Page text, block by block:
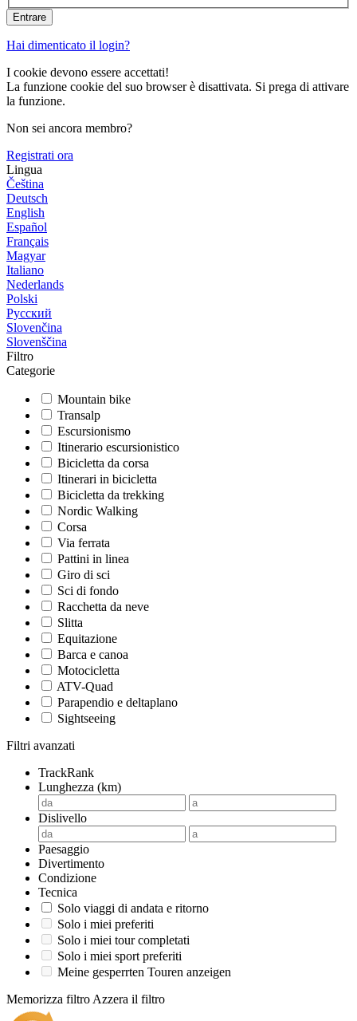
Hai dimenticato il login?
I cookie devono essere accettati!
La funzione cookie del suo browser è disattivata. Si prega di attivare
la funzione.
Non sei ancora membro?
Registrati ora
Lingua
Čeština
Deutsch
English
Español
Français
Magyar
Italiano
Nederlands
Polski
Русский
Slovenčina
Slovenščina
Filtro
Categorie
Mountain bike
Transalp
Escursionismo
Itinerario escursionistico
Bicicletta da corsa
Itinerari in bicicletta
Bicicletta da trekking
Nordic Walking
Corsa
Via ferrata
Pattini in linea
Giro di sci
Sci di fondo
Racchetta da neve
Slitta
Equitazione
Barca e canoa
Motocicletta
ATV-Quad
Parapendio e deltaplano
Sightseeing
Filtri avanzati
TrackRank
Lunghezza (km)
Dislivello
Paesaggio
Divertimento
Condizione
Tecnica
Solo viaggi di andata e ritorno
Solo i miei preferiti
Solo i miei tour completati
Solo i miei sport preferiti
Meine gesperrten Touren anzeigen
Memorizza filtro Azzera il filtro